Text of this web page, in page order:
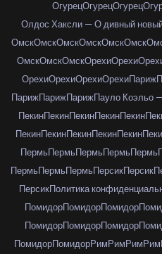
ОгурецОгурецОгурец
Олдос Хаксли — О дивный
ОмскОмскОмскОмскОмскОмск
ОмскОмскОмскОрехиОрехи
ОрехиОрехиОрехиОрехиПариж
ПарижПарижПарижПауло Коэльо
ПекинПекинПекинПекинПекин
ПекинПекинПекинПекинПекин
ПермьПермьПермьПермьПермь
ПермьПермьПермьПерсикПерсик
ПерсикПолитика
ПомидорПомидорПомидор
ПомидорПомидорПомидор
ПомидорПомидорРимРимРимРим